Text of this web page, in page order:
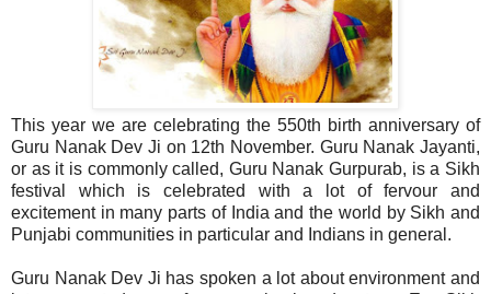
This year we are celebrating the 550th birth anniversary of
Guru Nanak Dev Ji on 12th November. Guru Nanak Jayanti,
or as it is commonly called, Guru Nanak Gurpurab, is a Sikh
festival which is celebrated with a lot of fervour and
excitement in many parts of India and the world by Sikh and
Punjabi communities in particular and Indians in general.
Guru Nanak Dev Ji has spoken a lot about environment and